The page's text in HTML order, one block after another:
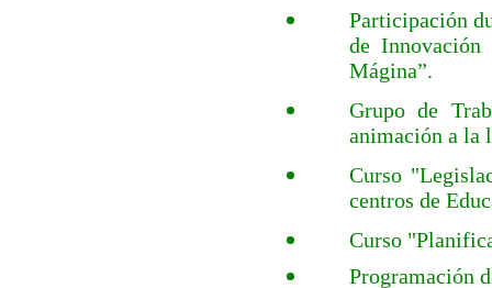
Participación
de
Mágina”.
Grupo de
animación a la
Curso
centros de
Curso
Programación